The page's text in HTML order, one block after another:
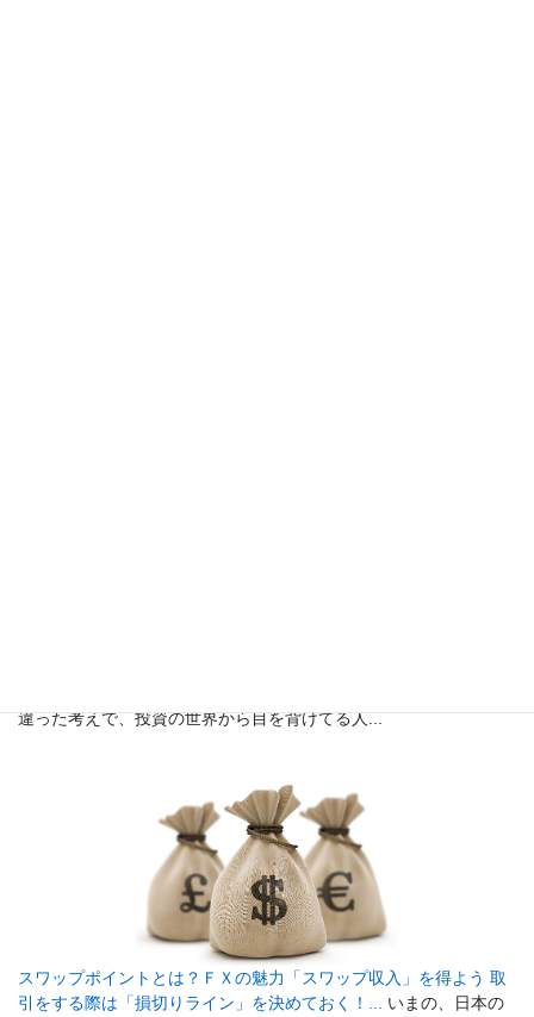
違った考えで、投資の世界から目を背けてる人...
スワップポイントとは？ＦＸの魅力「スワップ収入」を得よう 取
引をする際は「損切りライン」を決めておく！... いまの、日本の